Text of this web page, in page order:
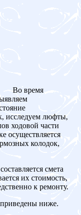
Во время
исследуем люфты,
ходовой части
осуществляется
колодок,
смета
их стоимость,
к ремонту.
ниже.